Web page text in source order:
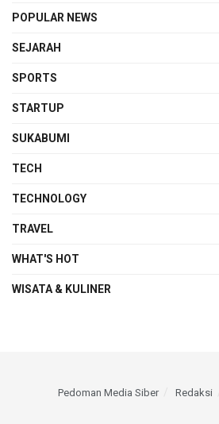
POPULAR NEWS
SEJARAH
SPORTS
STARTUP
SUKABUMI
TECH
TECHNOLOGY
TRAVEL
WHAT'S HOT
WISATA & KULINER
Pedoman Media Siber Redaksi